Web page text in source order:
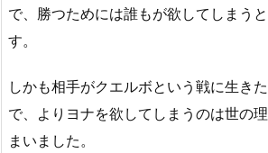
で、勝つためには誰もが欲してしまう
す。
しかも相手がクエルボという戦に生き
で、よりヨナを欲してしまうのは世の
まいました。